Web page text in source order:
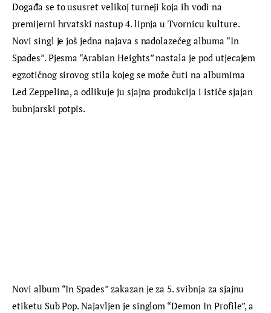
Događa se to ususret velikoj turneji koja ih vodi na
premijerni hrvatski nastup 4. lipnja u Tvornicu kulture.
Novi singl je još jedna najava s nadolazećeg albuma “In
Spades”. Pjesma “Arabian Heights” nastala je pod utjecajem
egzotičnog sirovog stila kojeg se može čuti na albumima
Led Zeppelina, a odlikuje ju sjajna produkcija i ističe sjajan
bubnjarski potpis.
Novi album “In Spades” zakazan je za 5. svibnja za sjajnu
etiketu Sub Pop. Najavljen je singlom “Demon In Profile”, a